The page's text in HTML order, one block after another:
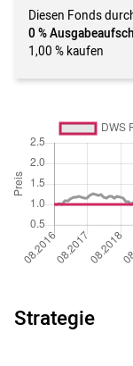
Diesen Fonds
0 %
1,00 % kaufen
Strategie